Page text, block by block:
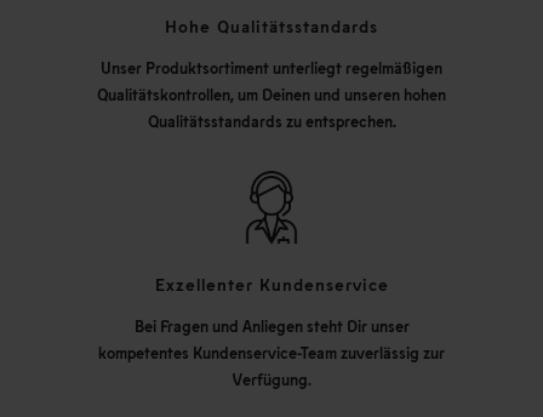
Hohe Qualitätsstandards
Unser Produktsortiment unterliegt regelmäßigen
Qualitätskontrollen, um Deinen und unseren hohen
Qualitätsstandards zu entsprechen.
Exzellenter Kundenservice
Bei Fragen und Anliegen steht Dir unser
kompetentes Kundenservice-Team zuverlässig zur
Verfügung.